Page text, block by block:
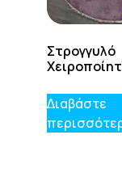
Στρογγυλό
Διαβάστε